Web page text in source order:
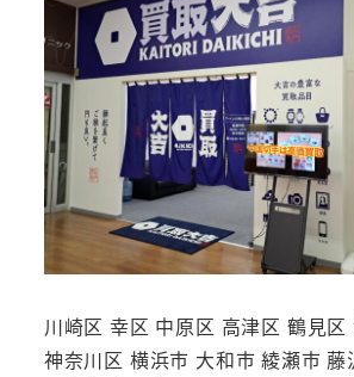
川崎区 幸区 中原区 高津区 鶴見
神奈川区 横浜市 大和市 綾瀬市